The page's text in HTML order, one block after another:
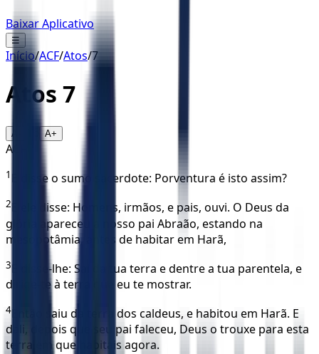
Baixar Aplicativo
☰
Início/ACF/Atos/7
Atos 7
A- A+
ACF
1 E disse o sumo sacerdote: Porventura é isto assim?
2
E ele disse: Homens, irmãos, e pais, ouvi. O Deus da
glória apareceu a nosso pai Abraão, estando na
mesopotâmia, antes de habitar em Harã,
3
E disse-lhe: Sai da tua terra e dentre a tua parentela, e
dirige-te à terra que eu te mostrar.
4
Então saiu da terra dos caldeus, e habitou em Harã. E
dali, depois que seu pai faleceu, Deus o trouxe para esta
terra em que habitais agora.